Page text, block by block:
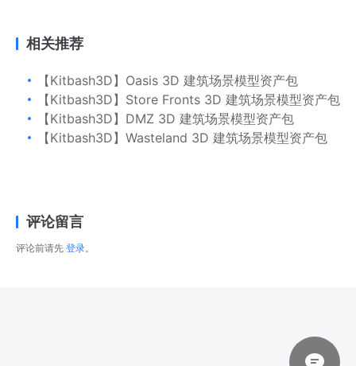
相关推荐
【Kitbash3D】Oasis 3D 建筑场景模型资产包
【Kitbash3D】Store Fronts 3D 建筑场景模型资产包
【Kitbash3D】DMZ 3D 建筑场景模型资产包
【Kitbash3D】Wasteland 3D 建筑场景模型资产包
评论留言
评论前请先 登录。